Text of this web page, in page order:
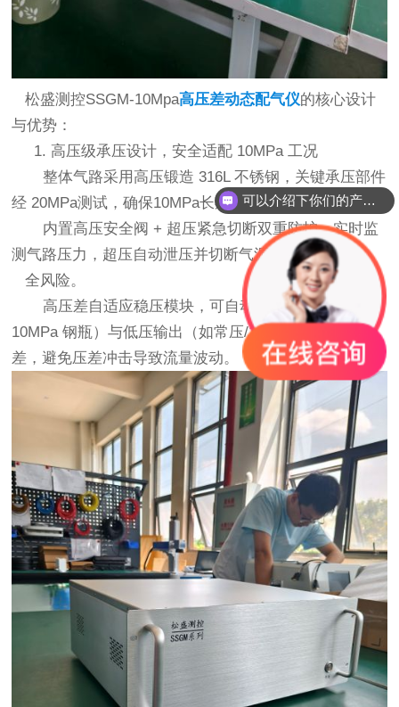
松盛测控SSGM-10Mpa高压差动态配气仪的核心设计
与优势：
1. 高压级承压设计，安全适配 10MPa 工况
整体气路采用高压锻造 316L 不锈钢，关键承压部件
经 20MPa测试，确保10MPa长期运行无泄漏。
内置高压安全阀 + 超压紧急切断双重防护，实时监
测气路压力，超压自动泄压并切断气源，杜绝高压安
全风险。
高压差自适应稳压模块，可自动平衡高压气源（如
10MPa 钢瓶）与低压输出（如常压/1MPa）的压力
差，避免压差冲击导致流量波动。
可以介绍下你们的产品么？